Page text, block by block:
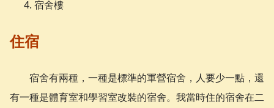
宿舍樓
住宿
宿舍有兩種，一種是標準的軍營宿舍，人要少一點，還
有一種是體育室和學習室改裝的宿舍。我當時住的宿舍在二